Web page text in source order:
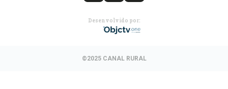
Desenvolvido por:
©2025 CANAL RURAL